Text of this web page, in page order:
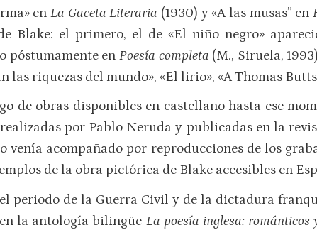
en La Gaceta Literaria (1930) y «A las musas” en
Blake: el primero, el de «El niño negro»
póstumamente en Poesía completa (M., Siruela,
las riquezas del mundo», «El lirio», «A Thomas
de obras disponibles en castellano hasta ese
por Pablo Neruda y publicadas en la
venía acompañado por reproducciones de los
de la obra pictórica de Blake accesibles en
periodo de la Guerra Civil y de la dictadura
la antología bilingüe La poesía inglesa: románticos